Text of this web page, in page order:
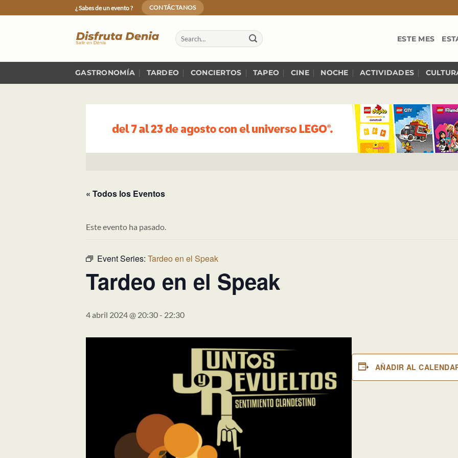
to
¿ Sabes de un evento ? CONTÁCTANOS
ESTE MES
GASTRONOMÍA TARDEO CONCIERTOS TAPEO CINE NOCHE ACTIVIDADES
« Todos los Eventos
Este evento ha pasado.
Event Series: Tardeo en el Speak
Tardeo en el Speak
4 abril 2024 @ 20:30- 22:30
AÑADIR AL